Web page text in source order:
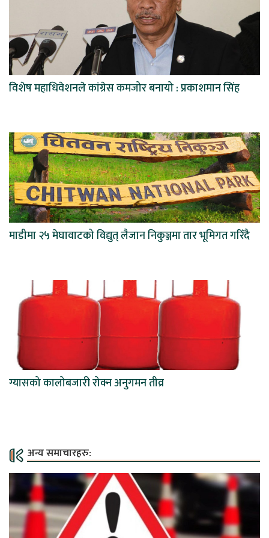
विशेष महाधिवेशनले कांग्रेस कमजोर बनायो : प्रकाशमान सिंह
माडीमा २५ मेघावाटको विद्युत् लैजान निकुञ्जमा तार भूमिगत गरिँदै
ग्यासको कालोबजारी रोक्न अनुगमन तीव्र
अन्य समाचारहरु: